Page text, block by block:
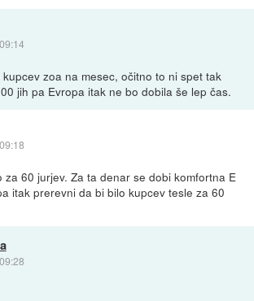
zoa na mesec, očitno to ni spet tak
jih pa Evropa itak ne bo dobila še lep čas.
za 60 jurjev. Za ta denar se dobi komfortna E
itak prerevni da bi bilo kupcev tesle za 60